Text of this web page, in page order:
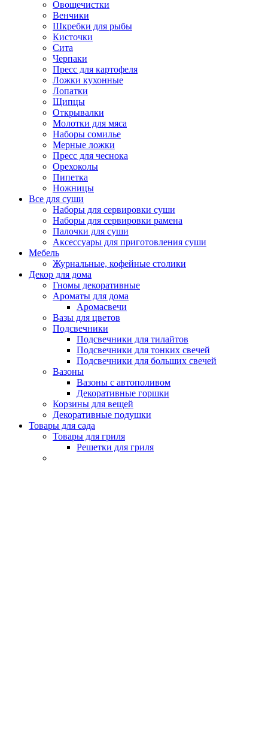
Овощечистки
Венчики
Шкребки для рыбы
Кисточки
Сита
Черпаки
Пресс для картофеля
Ложки кухонные
Лопатки
Щипцы
Открывалки
Молотки для мяса
Наборы сомилье
Мерные ложки
Пресс для чеснока
Орехоколы
Пипетка
Ножницы
Все для суши
Наборы для сервировки суши
Наборы для сервировки рамена
Палочки для суши
Аксессуары для приготовления суши
Мебель
Журнальные, кофейные столики
Декор для дома
Гномы декоративные
Ароматы для дома
Аромасвечи
Вазы для цветов
Подсвечники
Подсвечники для тилайтов
Подсвечники для тонких свечей
Подсвечники для больших свечей
Вазоны
Вазоны с автополивом
Декоративные горшки
Корзины для вещей
Декоративные подушки
Товары для сада
Товары для гриля
Решетки для гриля